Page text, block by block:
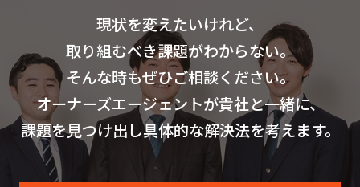
現状を変えたいけれど、
取り組むべき課題がわからない。
そんな時もぜひご相談ください。
オーナーズエージェントが貴社と一緒に、
課題を見つけ出し具体的な解決法を考えます。